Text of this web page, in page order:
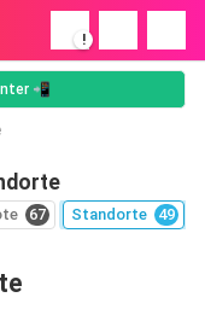
!
📲
67 Standorte 49